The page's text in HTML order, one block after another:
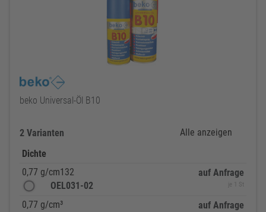
beko Universal-Öl B10
2 Varianten
Alle anzeigen
Dichte
0,77 g/cm132
OEL031-02
auf Anfrage
je 1 St
0,77 g/cm³
auf Anfrage